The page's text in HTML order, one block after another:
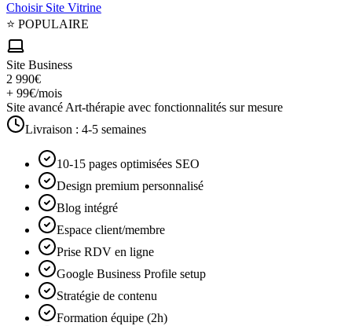
Choisir Site Vitrine
⭐ POPULAIRE
Site Business
2 990€
+ 99€/mois
Site avancé Art-thérapie avec fonctionnalités sur mesure
Livraison : 4-5 semaines
10-15 pages optimisées SEO
Design premium personnalisé
Blog intégré
Espace client/membre
Prise RDV en ligne
Google Business Profile setup
Stratégie de contenu
Formation équipe (2h)